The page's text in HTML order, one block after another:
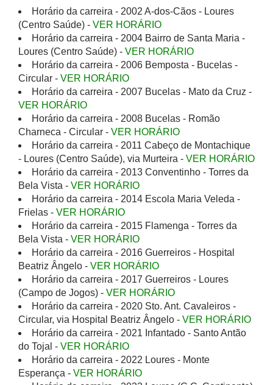
Horário da carreira - 2002 A-dos-Cãos - Loures
(Centro Saúde) - VER HORÁRIO
Horário da carreira - 2004 Bairro de Santa Maria -
Loures (Centro Saúde) - VER HORÁRIO
Horário da carreira - 2006 Bemposta - Bucelas -
Circular - VER HORÁRIO
Horário da carreira - 2007 Bucelas - Mato da Cruz -
VER HORÁRIO
Horário da carreira - 2008 Bucelas - Romão
Charneca - Circular - VER HORÁRIO
Horário da carreira - 2011 Cabeço de Montachique
- Loures (Centro Saúde), via Murteira - VER HORÁRIO
Horário da carreira - 2013 Conventinho - Torres da
Bela Vista - VER HORÁRIO
Horário da carreira - 2014 Escola Maria Veleda -
Frielas - VER HORÁRIO
Horário da carreira - 2015 Flamenga - Torres da
Bela Vista - VER HORÁRIO
Horário da carreira - 2016 Guerreiros - Hospital
Beatriz Ângelo - VER HORÁRIO
Horário da carreira - 2017 Guerreiros - Loures
(Campo de Jogos) - VER HORÁRIO
Horário da carreira - 2020 Sto. Ant. Cavaleiros -
Circular, via Hospital Beatriz Ângelo - VER HORÁRIO
Horário da carreira - 2021 Infantado - Santo Antão
do Tojal - VER HORÁRIO
Horário da carreira - 2022 Loures - Monte
Esperança - VER HORÁRIO